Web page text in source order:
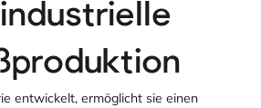
entwickelt, ermöglicht sie einen